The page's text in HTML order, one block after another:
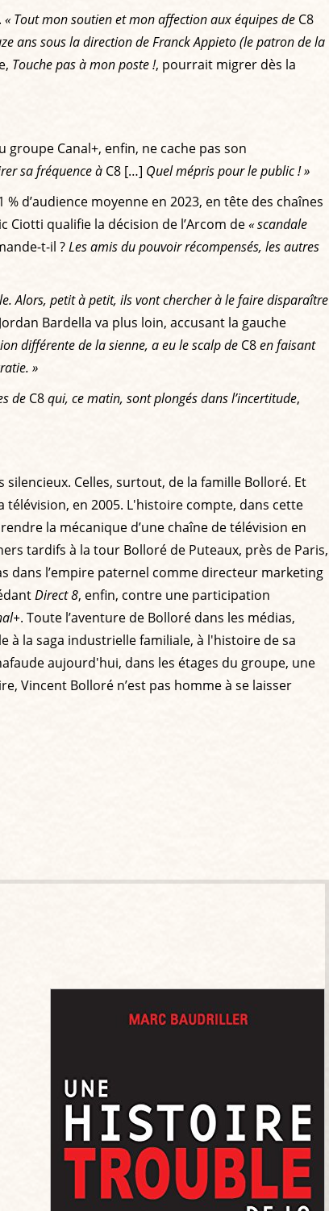
« Tout mon soutien et mon affection aux équipes de C8
ans sous la direction de Franck Appieto (le patron de la
Touche pas à mon poste !, pourrait migrer dès la
groupe Canal+, enfin, ne cache pas son
sa fréquence à C8 […] Quel mépris pour le public ! »
d’audience moyenne en 2023, en tête des chaînes
Ciotti qualifie la décision de l’Arcom de« scandale
t-il ?Les amis du pouvoir récompensés, les autres
Alors, petit à petit, ils vont chercher à le faire disparaître
Jordan Bardella va plus loin, accusant la gauche
différente de la sienne, a eu le scalp de C8en faisant
»
de C8qui, ce matin, sont plongés dans l’incertitude,
Celles, surtout, de la famille Bolloré. Et
télévision, en 2005. L'histoire compte, dans cette
la mécanique d’une chaîne de télévision en
tardifs à la tour Bolloré de Puteaux, près de Paris,
dans l’empire paternel comme directeur marketing
Direct 8, enfin, contre une participation
. Toute l’aventure de Bolloré dans les médias,
à la saga industrielle familiale, à l'histoire de sa
aujourd'hui, dans les étages du groupe, une
Vincent Bolloré n’est pas homme à se laisser